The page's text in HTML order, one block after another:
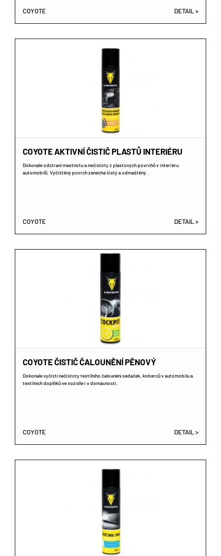
COYOTE DETAIL >
COYOTE AKTIVNÍ ČISTIČ PLASTŮ INTERIÉRU
Dokonale odstraní mastnotu a nečistoty z plastových povrchů v interiéru
automobilů. Vyčištěný povrch zanechá čistý a odmaštěný.
COYOTE DETAIL >
COYOTE ČISTIČ ČALOUNĚNÍ PĚNOVÝ
Dokonale vyčistí nečistoty textilního čalounění sedaček, koberců v automobilu a
textilních doplňků ve vozidle i v domácnosti.
COYOTE DETAIL >